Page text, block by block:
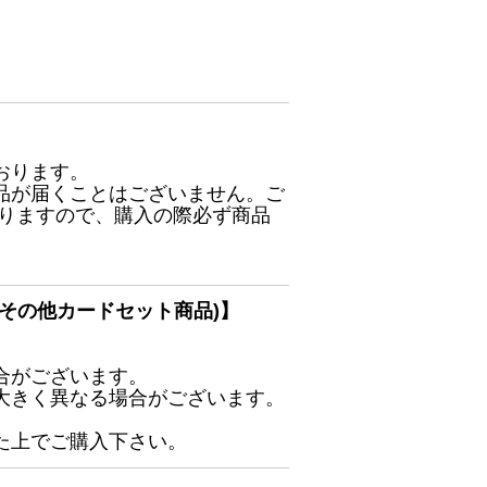
ます。
が届くことはございません。ご
ますので、購入の際必ず商品
の他カードセット商品)】
ございます。
く異なる場合がございます。
でご購入下さい。